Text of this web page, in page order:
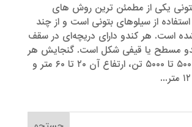
یکی از مطمئن ترین روش های
از سیلوهای بتونی است و از چند
است. هر کندو دارای دریچه‌ای در سقف
مسطح یا قیفی شکل است. گنجایش هر
کندو معمولاً ۵۰۰ تا ۵۰۰۰ تن، ارتفاع آن ۲۰ تا ۶۰ متر و